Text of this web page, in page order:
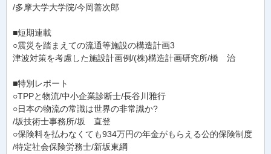
/多摩大学大学院/今岡善次郎
■短期連載
○震災を踏まえての流通等施設の構造計画3
津波対策を考慮した施設計画例/(株)構造計画研究所/橋 治
■特別レポート
○TPPと物流/中小企業診断士/長谷川雅行
○日本の物流の常識は世界の非常識か?
/坂技術士事務所/坂 直登
○保険料を払わなくても934万円の年金がもらえる公的保険制度
/特定社会保険労務士/新坂東綱